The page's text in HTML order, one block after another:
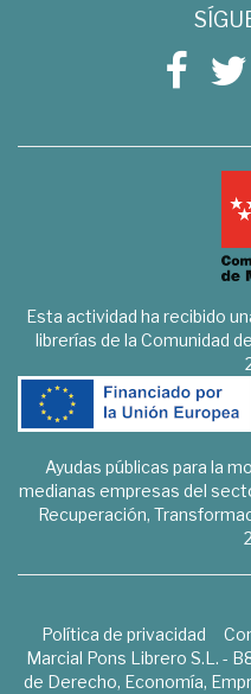
Esta actividad ha recibido
librerías de la Comunidad
Ayudas públicas para la
medianas empresas del
Recuperación,
Política de privacidad
Marcial Pons Librero S.L. -
de Derecho, Economía,